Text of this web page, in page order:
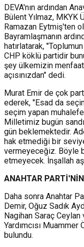
DEVA'nın ardından
Bülent Yılmaz, MKYK
Ramazan Eytmiş'ten
Bayramlaşmanın
hatırlatarak,
CHP köklü partidir
şey ülkemizin
açısınızdan" dedi.
Murat Emir de çok
ederek, "Esad da
seçim yapan
Milletimiz bugün
gün beklemektedir.
hak etmediği bir
vermeyeceğiz. Böyle
etmeyecek. İnşallah
ANAHTAR
Daha sonra Anahtar
Demir, Oğuz Sadık
Nagihan Saraç Ceylan
Yardımcısı
bulundu.